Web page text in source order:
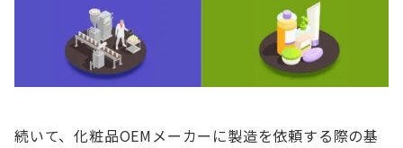
続いて、化粧品OEMメーカーに製造を依頼する際の基